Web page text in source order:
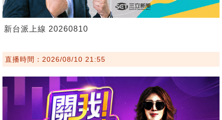
新台派上線 20260810
直播時間：2026/08/10 21:55